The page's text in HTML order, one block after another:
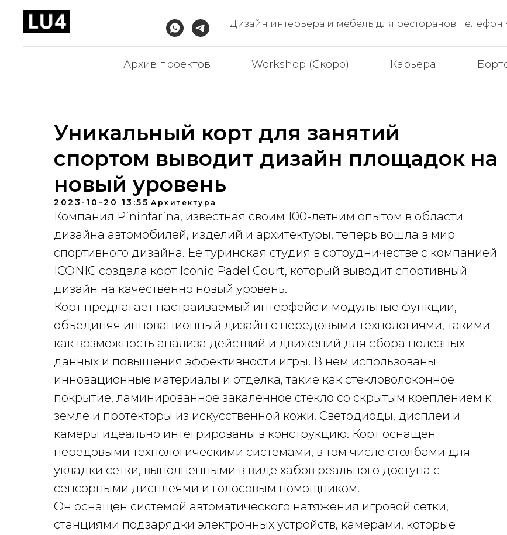
Дизайн интерьера и мебель для ресторанов. Телефон
Архив проектов Workshop (Скоро) Карьера
Уникальный корт для занятий
спортом выводит дизайн площадок на
новый уровень
2023-10-20 13:55 Архитектура
Компания Pininfarina, известная своим 100-летним опытом в области
дизайна автомобилей, изделий и архитектуры, теперь вошла в мир
спортивного дизайна. Ее туринская студия в сотрудничестве с компанией
ICONIC создала корт Iconic Padel Court, который выводит спортивный
дизайн на качественно новый уровень.
Корт предлагает настраиваемый интерфейс и модульные функции,
объединяя инновационный дизайн с передовыми технологиями, такими
как возможность анализа действий и движений для сбора полезных
данных и повышения эффективности игры. В нем использованы
инновационные материалы и отделка, такие как стекловолоконное
покрытие, ламинированное закаленное стекло со скрытым креплением к
земле и протекторы из искусственной кожи. Светодиоды, дисплеи и
камеры идеально интегрированы в конструкцию. Корт оснащен
передовыми технологическими системами, в том числе столбами для
укладки сетки, выполненными в виде хабов реального доступа с
сенсорными дисплеями и голосовым помощником.
Он оснащен системой автоматического натяжения игровой сетки,
станциями подзарядки электронных устройств, камерами, которые